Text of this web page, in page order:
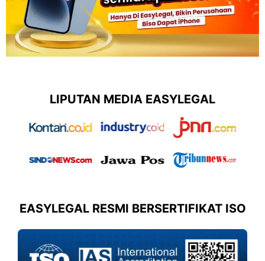
LIPUTAN MEDIA EASYLEGAL
EASYLEGAL RESMI BERSERTIFIKAT ISO